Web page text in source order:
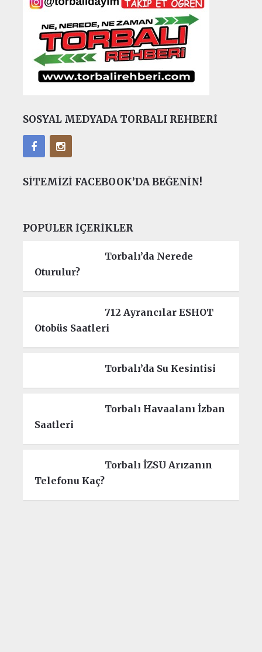
SOSYAL MEDYADA TORBALI REHBERI
SITEMIZI FACEBOOK’DA BEĞENIN!
POPÜLER İÇERIKLER
Torbalı’da Nerede
Oturulur?
712 Ayrancılar ESHOT
Otobüs Saatleri
Torbalı’da Su Kesintisi
Torbalı Havaalanı İzban
Saatleri
Torbalı İZSU Arızanın
Telefonu Kaç?